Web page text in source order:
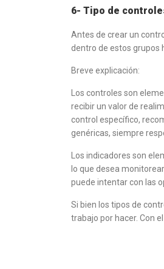
6- Tipo de
Antes de crear un
dentro de estos grupos
Breve explicación:
Los controles son
recibir un valor de
control específico,
genéricas, siempre
Los indicadores son
lo que desea
puede intentar con las
Si bien los tipos de
trabajo por hacer. Con